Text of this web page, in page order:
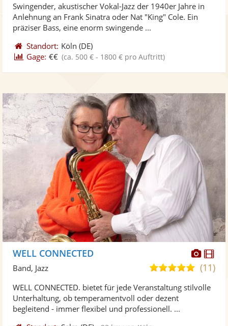
Fotos
5
Swingender, akustischer Vokal-Jazz der 1940er Jahre in
Anlehnung an Frank Sinatra oder Nat "King" Cole. Ein
präziser Bass, eine enorm swingende ...
Standort: Köln (DE)
Gage: €€ (ca. 500 € - 1800 € pro Auftritt)
Fotos
WELL CONNECTED
4,9
5
(11)
Band, Jazz
WELL CONNECTED. bietet für jede Veranstaltung stilvolle
Unterhaltung, ob temperamentvoll oder dezent
begleitend - immer flexibel und professionell. ...